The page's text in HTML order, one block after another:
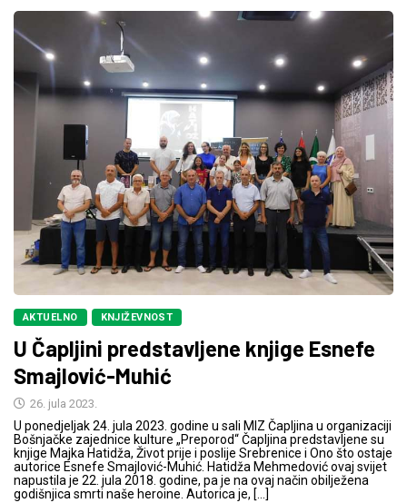
AKTUELNO KNJIŽEVNOST
U Čapljini predstavljene knjige Esnefe
Smajlović-Muhić
26. jula 2023.
U ponedjeljak 24. jula 2023. godine u sali MIZ Čapljina u organizaciji
Bošnjačke zajednice kulture „Preporod“ Čapljina predstavljene su
knjige Majka Hatidža, Život prije i poslije Srebrenice i Ono što ostaje
autorice Esnefe Smajlović-Muhić. Hatidža Mehmedović ovaj svijet
napustila je 22. jula 2018. godine, pa je na ovaj način obilježena
godišnjica smrti naše heroine. Autorica je, […]